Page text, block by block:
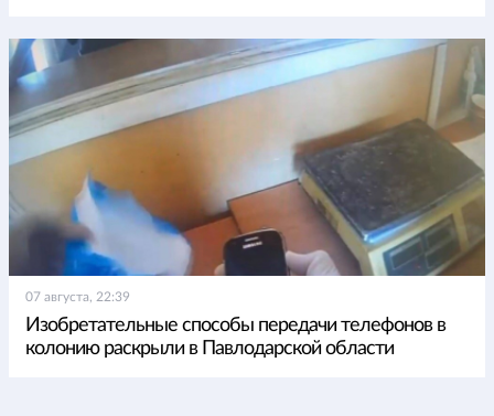
07 августа, 22:39
Изобретательные способы передачи телефонов в
колонию раскрыли в Павлодарской области